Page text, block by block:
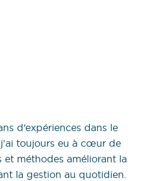
d’expériences dans le
toujours eu à cœur de
méthodes améliorant la
la gestion au quotidien.